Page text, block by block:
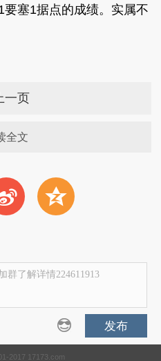
塞1据点的成绩。实属不
一页
全文
z
群了解详情224611913
发布
2017 17173.com